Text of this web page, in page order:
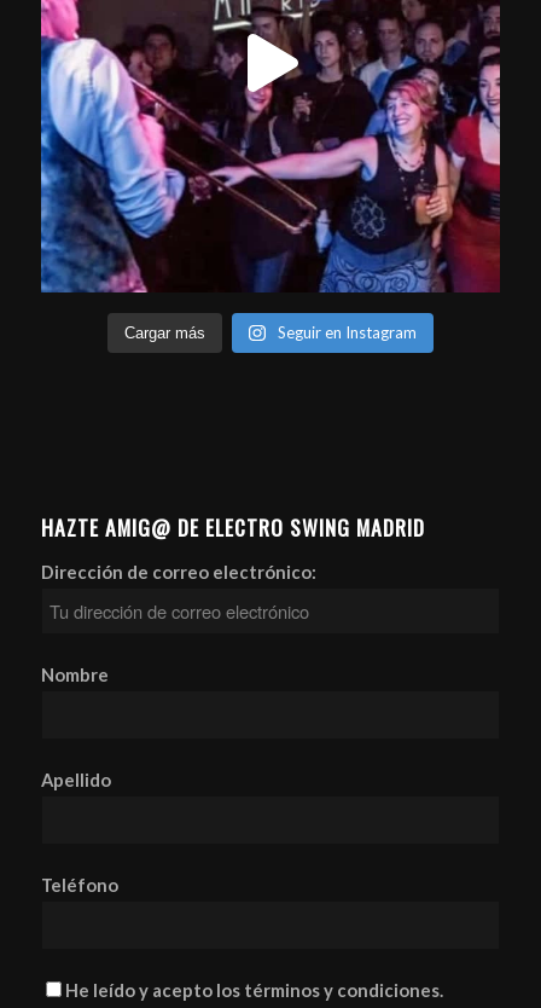
Cargar más Seguir en Instagram
HAZTE AMIG@ DE ELECTRO SWING MADRID
Dirección de correo electrónico:
Nombre
Apellido
Teléfono
He leído y acepto los términos y condiciones.